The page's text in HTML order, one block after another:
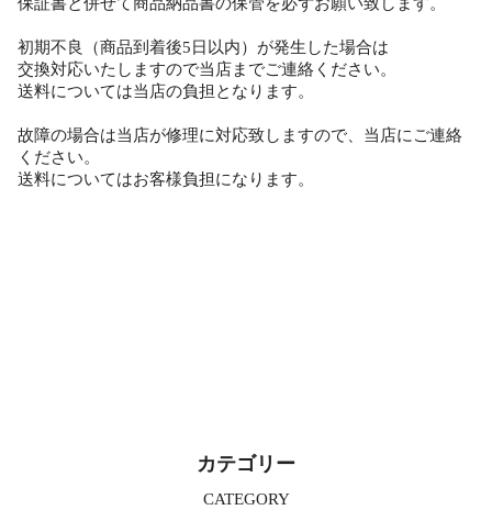
初期不良（商品到着後5日以内）が発生した場合は
交換対応いたしますので当店までご連絡ください。
送料については当店の負担となります。
故障の場合は当店が修理に対応致しますので、当店にご連絡
ください。
送料についてはお客様負担になります。
カテゴリー
CATEGORY